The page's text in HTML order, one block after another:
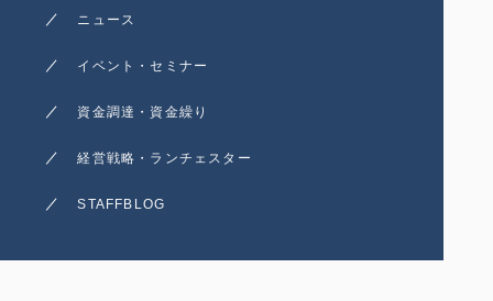
ニュース
イベント・セミナー
資金調達・資金繰り
経営戦略・ランチェスター
STAFFBLOG